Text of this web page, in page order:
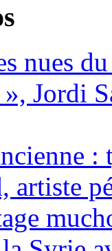
nues
Jordi
:
artiste